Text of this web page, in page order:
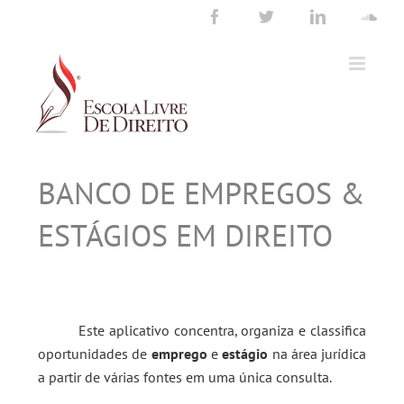
LinkedIn
Twitter
Facebook
BANCO DE EMPREGOS &
ESTÁGIOS EM DIREITO
Este aplicativo concentra, organiza e classifica
oportunidades de emprego eestágio na área jurídica
a partir de várias fontes em uma única consulta.